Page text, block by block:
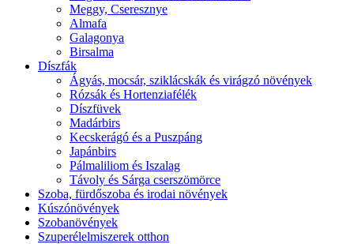
Meggy, Cseresznye
Almafa
Galagonya
Birsalma
Díszfák
Ágyás, mocsár, sziklácskák és virágzó növények
Rózsák és Hortenziafélék
Díszfüvek
Madárbirs
Kecskerágó és a Puszpáng
Japánbirs
Pálmaliliom és Iszalag
Távoly és Sárga cserszömörce
Szoba, fürdőszoba és irodai növények
Kúszónövények
Szobanövények
Szuperélelmiszerek otthon